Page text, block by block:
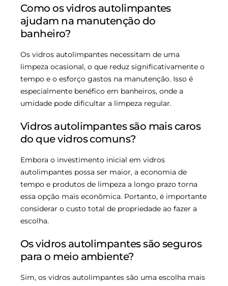
Como os vidros autolimpantes
ajudam na manutenção do
banheiro?
Os vidros autolimpantes necessitam de uma
limpeza ocasional, o que reduz significativamente o
tempo e o esforço gastos na manutenção. Isso é
especialmente benéfico em banheiros, onde a
umidade pode dificultar a limpeza regular.
Vidros autolimpantes são mais caros
do que vidros comuns?
Embora o investimento inicial em vidros
autolimpantes possa ser maior, a economia de
tempo e produtos de limpeza a longo prazo torna
essa opção mais econômica. Portanto, é importante
considerar o custo total de propriedade ao fazer a
escolha.
Os vidros autolimpantes são seguros
para o meio ambiente?
Sim, os vidros autolimpantes são uma escolha mais